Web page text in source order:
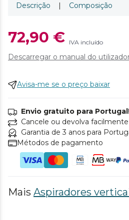
Descrição | Composição
72,90 € IVA incluído
Descarregar o manual do
Avisa-me se o preço baixar
Envio gratuito para
Cancele ou devolva
Garantia de 3 anos para
Métodos de pagamento
Mais Aspiradores